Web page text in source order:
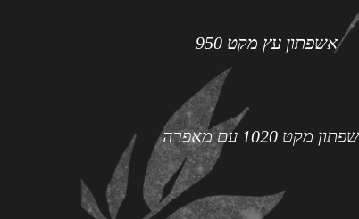
אשפתון עץ מקט 950
מקט 1020 עם מאפרה